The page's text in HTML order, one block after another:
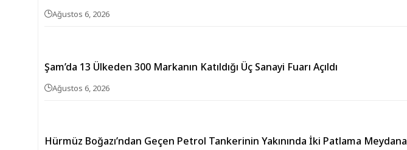
Ağustos 6, 2026
Şam’da 13 Ülkeden 300 Markanın Katıldığı Üç Sanayi Fuarı Açıldı
Ağustos 6, 2026
Hürmüz Boğazı’ndan Geçen Petrol Tankerinin Yakınında İki Patlama